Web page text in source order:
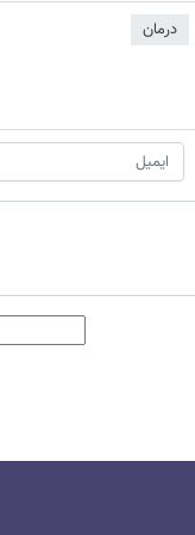
درمان